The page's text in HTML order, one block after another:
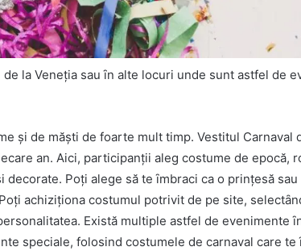
la Veneția sau ȋn alte locuri unde sunt astfel de
și de mӑști de foarte mult timp. Vestitul Carnaval
an. Aici, participanții aleg costume de epocӑ,
Poți alege sӑ te ȋmbraci ca o prințesӑ
achiziționa costumul potrivit de pe site,
Existӑ multiple astfel de evenimente
speciale, folosind costumele de carnaval care te